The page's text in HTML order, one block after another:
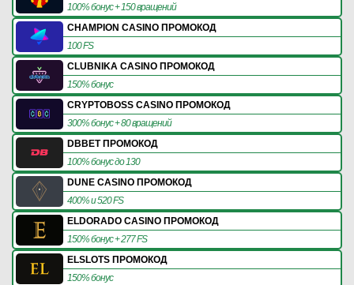
100% бонус + 150 вращений
CHAMPION CASINO ПРОМОКОД
100 FS
CLUBNIKA CASINO ПРОМОКОД
150% бонус
CRYPTOBOSS CASINO ПРОМОКОД
300% бонус + 80 вращений
DBBET ПРОМОКОД
100% бонус до 130
DUNE CASINO ПРОМОКОД
400% и 520 FS
ELDORADO CASINO ПРОМОКОД
150% бонус + 277 FS
ELSLOTS ПРОМОКОД
150% бонус